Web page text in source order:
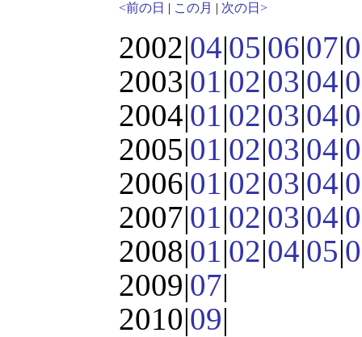
<前の日 | この月 | 次の日>
2002|04|05|06|07|
2003|01|02|03|04|
2004|01|02|03|04|
2005|01|02|03|04|
2006|01|02|03|04|
2007|01|02|03|04|
2008|01|02|04|05|
2009|07|
2010|09|